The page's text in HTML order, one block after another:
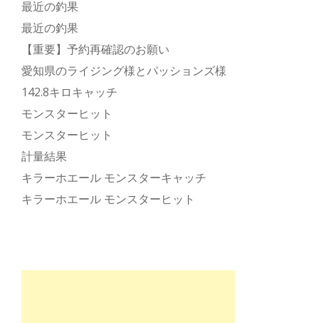
最近の釣果
最近の釣果
【重要】予約再確認のお願い
愛知県のライジング様とパッションズ様
142.8キロキャッチ
モンスターヒット
モンスターヒット
計量結果
キラーホエール モンスターキャッチ
キラーホエール モンスターヒット